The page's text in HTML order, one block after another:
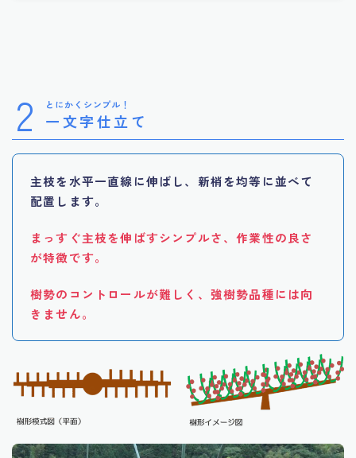
2 とにかくシンプル！
一文字仕立て
主枝を水平一直線に伸ばし、新梢を均等に並べて
配置します。
まっすぐ主枝を伸ばすシンプルさ、作業性の良さ
が特徴です。
樹勢のコントロールが難しく、強樹勢品種には向
きません。